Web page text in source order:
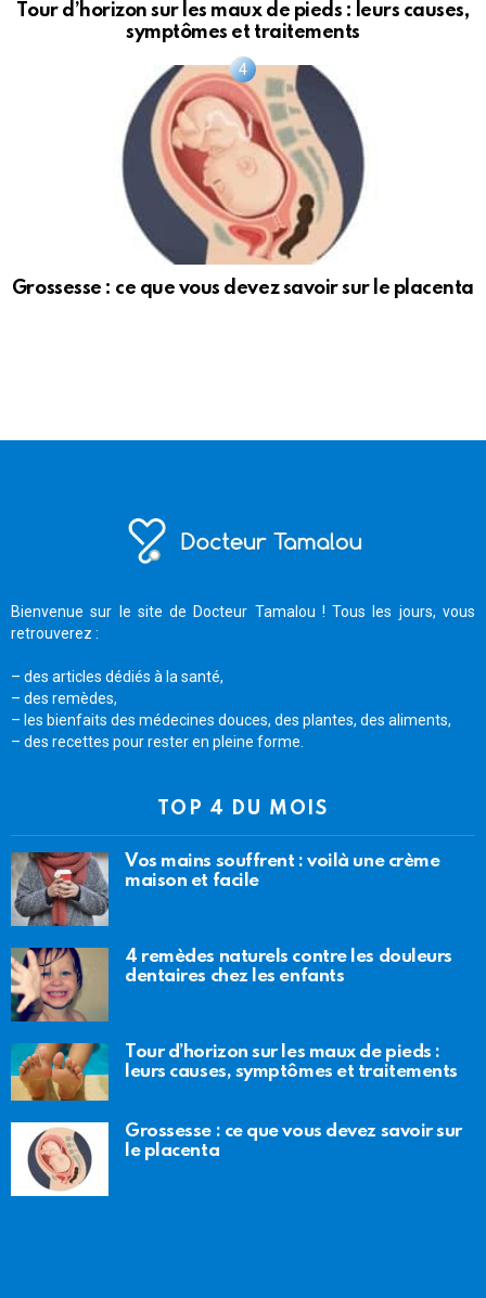
Tour d’horizon sur les maux de pieds : leurs causes,
symptômes et traitements
Grossesse : ce que vous devez savoir sur le placenta
Bienvenue sur le site de Docteur Tamalou ! Tous les jours, vous
retrouverez :
– des articles dédiés à la santé,
– des remèdes,
– les bienfaits des médecines douces, des plantes, des aliments,
– des recettes pour rester en pleine forme.
TOP 4 DU MOIS
Vos mains souffrent : voilà une crème
maison et facile
4 remèdes naturels contre les douleurs
dentaires chez les enfants
Tour d’horizon sur les maux de pieds :
leurs causes, symptômes et traitements
Grossesse : ce que vous devez savoir sur
le placenta